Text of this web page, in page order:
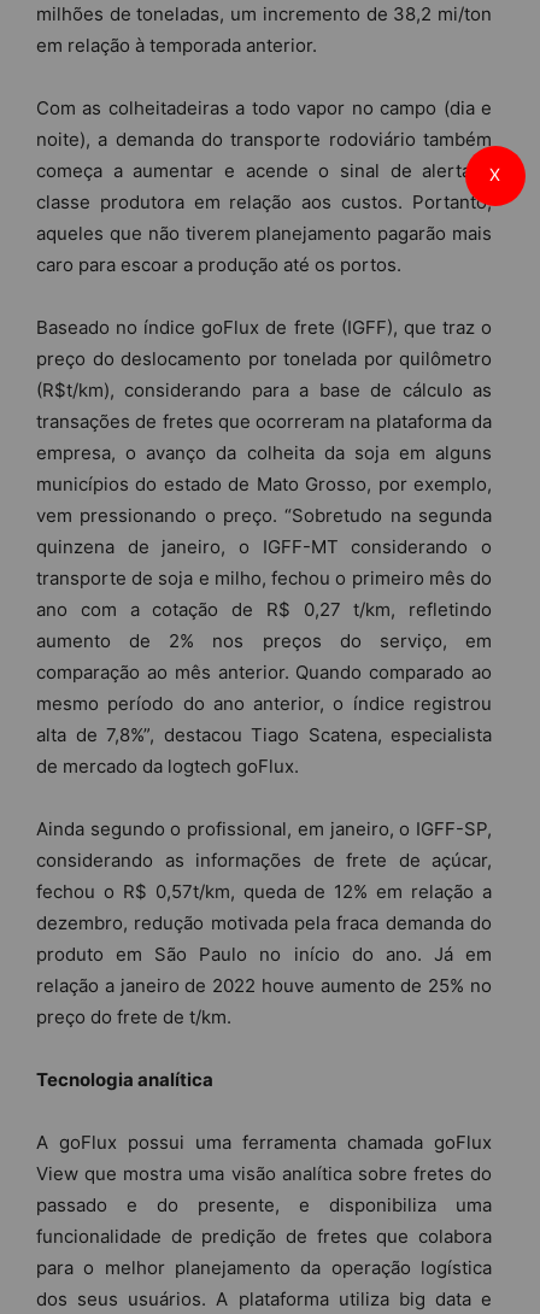
milhões de toneladas, um incremento de 38,2 mi/ton
em relação à temporada anterior.
Com as colheitadeiras a todo vapor no campo (dia e
noite), a demanda do transporte rodoviário também
começa a aumentar e acende o sinal de alerta à
classe produtora em relação aos custos. Portanto,
aqueles que não tiverem planejamento pagarão mais
caro para escoar a produção até os portos.
Baseado no índice goFlux de frete (IGFF), que traz o
preço do deslocamento por tonelada por quilômetro
(R$t/km), considerando para a base de cálculo as
transações de fretes que ocorreram na plataforma da
empresa, o avanço da colheita da soja em alguns
municípios do estado de Mato Grosso, por exemplo,
vem pressionando o preço. “Sobretudo na segunda
quinzena de janeiro, o IGFF-MT considerando o
transporte de soja e milho, fechou o primeiro mês do
ano com a cotação de R$ 0,27 t/km, refletindo
aumento de 2% nos preços do serviço, em
comparação ao mês anterior. Quando comparado ao
mesmo período do ano anterior, o índice registrou
alta de 7,8%”, destacou Tiago Scatena, especialista
de mercado da logtech goFlux.
Ainda segundo o profissional, em janeiro, o IGFF-SP,
considerando as informações de frete de açúcar,
fechou o R$ 0,57t/km, queda de 12% em relação a
dezembro, redução motivada pela fraca demanda do
produto em São Paulo no início do ano. Já em
relação a janeiro de 2022 houve aumento de 25% no
preço do frete de t/km.
Tecnologia analítica
A goFlux possui uma ferramenta chamada goFlux
View que mostra uma visão analítica sobre fretes do
passado e do presente, e disponibiliza uma
funcionalidade de predição de fretes que colabora
para o melhor planejamento da operação logística
dos seus usuários. A plataforma utiliza big data e
X